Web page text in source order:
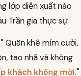
lớp diễn xuất nào
Trần gia thực sự.
" Quân khẽ mỉm cười,
tao nhã và không
khách không mời."